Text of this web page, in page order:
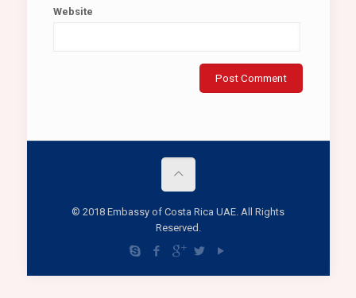
Website
© 2018 Embassy of Costa Rica UAE. All Rights
Reserved.